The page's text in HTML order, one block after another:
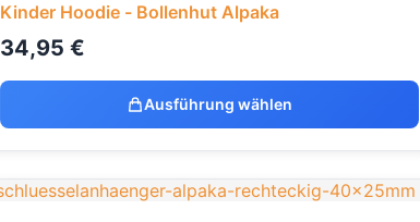
Kinder Hoodie - Bollenhut Alpaka
34,95 €
Ausführung wählen